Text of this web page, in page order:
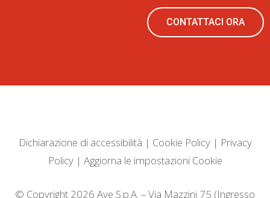
CONTATTACI ORA
Dichiarazione di accessibilità | Cookie Policy| Privacy
Policy| Aggiorna le impostazioni Cookie
© Copyright 2026 Ave S.p.A. – Via Mazzini 75 (Ingresso